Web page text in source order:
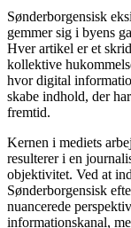
Sønderborgensisk
gemmer sig i byens
Hver artikel er et
kollektive
hvor digital
skabe indhold, der
fremtid.
Kernen i mediets
resulterer i en
objektivitet. Ved at
Sønderborgensisk
nuancerede
informationskanal,